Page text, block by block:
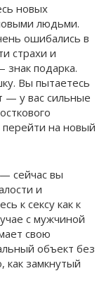
новых
людьми.
ошибались в
страхи и
знак подарка.
Вы пытаетесь
— у вас сильные
на новый
сейчас вы
и
к сексу как к
с мужчиной
свою
объект без
как замкнутый